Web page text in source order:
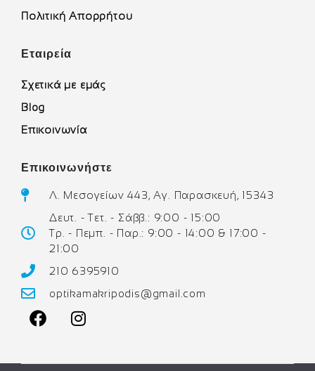
Πολιτική Απορρήτου
Εταιρεία
Σχετικά με εμάς
Blog
Επικοινωνία
Επικοινωνήστε
Λ. Μεσογείων 443, Αγ. Παρασκευή, 15343
Δευτ. - Τετ. - Σάββ.: 9:00 - 15:00
Τρ. - Πεμπ. - Παρ.: 9:00 - 14:00 & 17:00 -
21:00
210 6395910
optikamakripodis@gmail.com